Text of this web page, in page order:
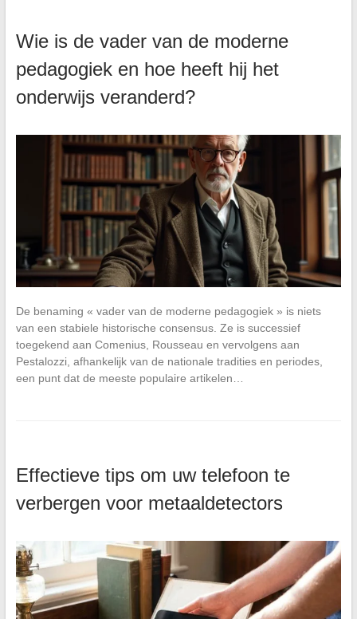
Wie is de vader van de moderne
pedagogiek en hoe heeft hij het
onderwijs veranderd?
De benaming « vader van de moderne pedagogiek » is niets
van een stabiele historische consensus. Ze is successief
toegekend aan Comenius, Rousseau en vervolgens aan
Pestalozzi, afhankelijk van de nationale tradities en periodes,
een punt dat de meeste populaire artikelen…
Effectieve tips om uw telefoon te
verbergen voor metaaldetectors